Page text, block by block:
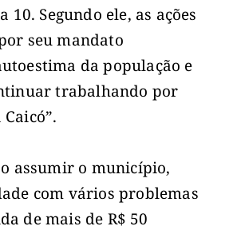
10. Segundo ele, as ações
seu mandato
da população e
trabalhando por
assumir o município,
com vários problemas
de mais de R$ 50